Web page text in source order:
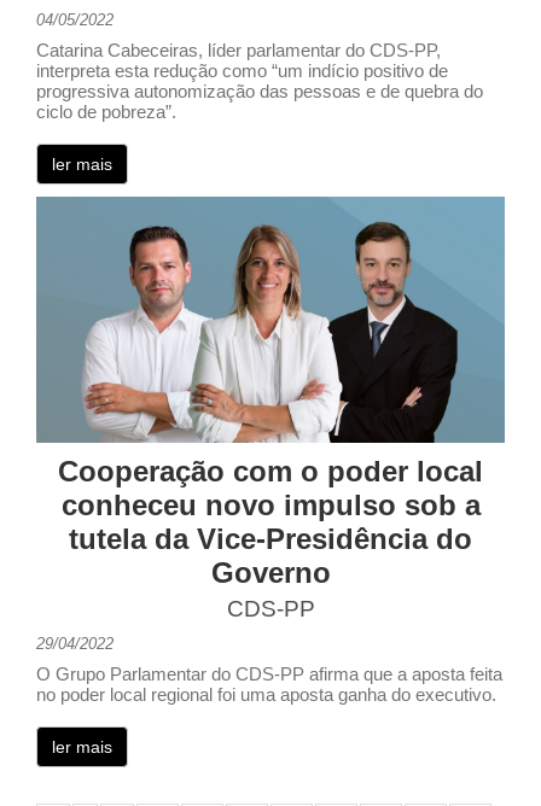
04/05/2022
Catarina Cabeceiras, líder parlamentar do CDS-PP,
interpreta esta redução como “um indício positivo de
progressiva autonomização das pessoas e de quebra do
ciclo de pobreza”.
ler mais
Cooperação com o poder local
conheceu novo impulso sob a
tutela da Vice-Presidência do
Governo
CDS-PP
29/04/2022
O Grupo Parlamentar do CDS-PP afirma que a aposta feita
no poder local regional foi uma aposta ganha do executivo.
ler mais